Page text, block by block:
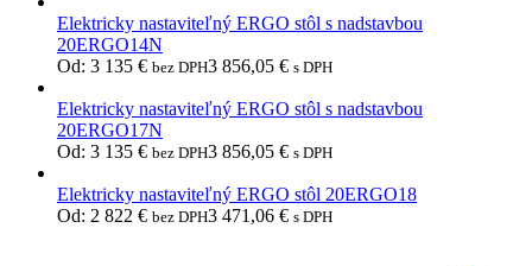
Elektricky nastaviteľný ERGO stôl s nadstavbou
20ERGO14N
Od: 3 135 € bez DPH3 856,05 € s DPH
Elektricky nastaviteľný ERGO stôl s nadstavbou
20ERGO17N
Od: 3 135 € bez DPH3 856,05 € s DPH
Elektricky nastaviteľný ERGO stôl 20ERGO18
Od: 2 822 € bez DPH3 471,06 € s DPH